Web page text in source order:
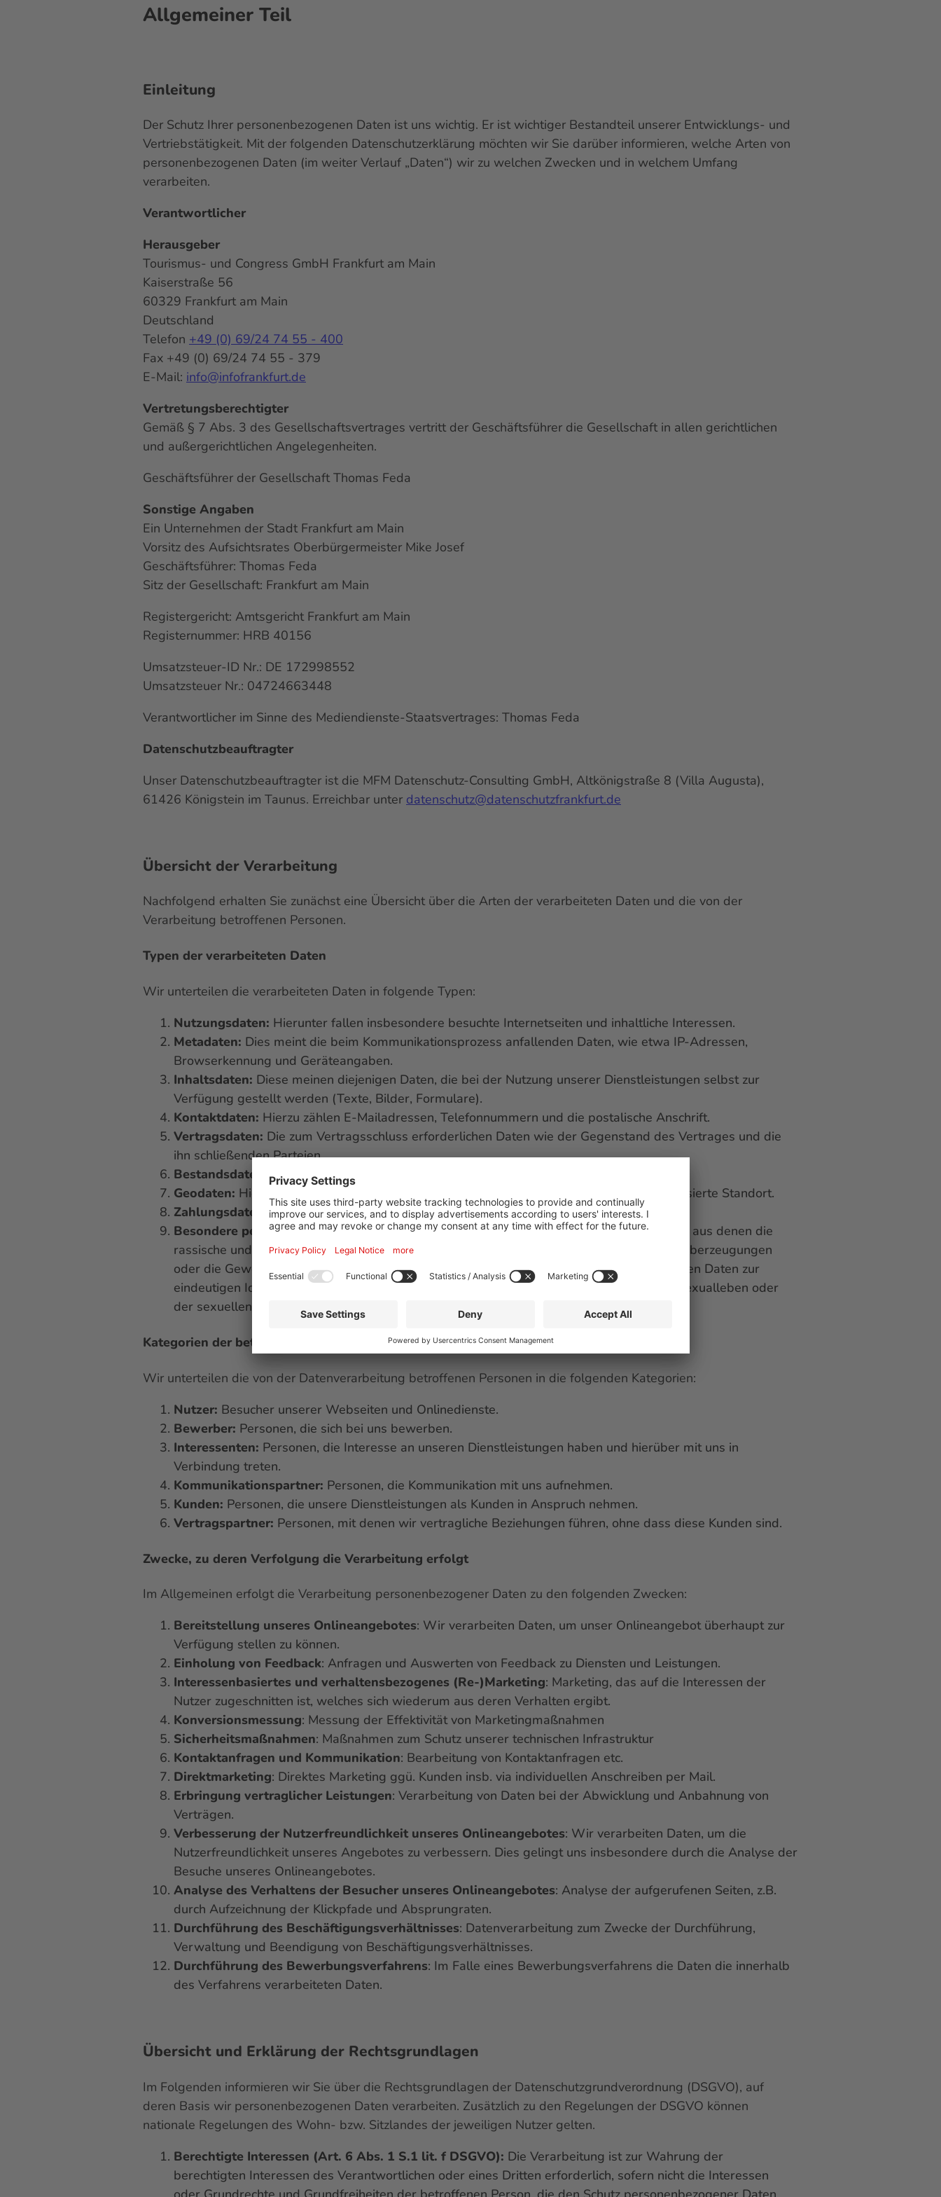
Allgemeiner Teil
Einleitung
Der Schutz Ihrer personenbezogenen Daten ist uns wichtig. Er ist wichtiger Bestandteil unserer Entwicklungs- und
Vertriebstätigkeit. Mit der folgenden Datenschutzerklärung möchten wir Sie darüber informieren, welche Arten von
personenbezogenen Daten (im weiter Verlauf „Daten“) wir zu welchen Zwecken und in welchem Umfang
verarbeiten.
Verantwortlicher
Herausgeber
Tourismus- und Congress GmbH Frankfurt am Main
Kaiserstraße 56
60329 Frankfurt am Main
Deutschland
Telefon +49 (0) 69/24 74 55 - 400
Fax +49 (0) 69/24 74 55 - 379
E-Mail: info@infofrankfurt.de
Vertretungsberechtigter
Gemäß § 7 Abs. 3 des Gesellschaftsvertrages vertritt der Geschäftsführer die Gesellschaft in allen gerichtlichen
und außergerichtlichen Angelegenheiten.
Geschäftsführer der Gesellschaft Thomas Feda
Sonstige Angaben
Ein Unternehmen der Stadt Frankfurt am Main
Vorsitz des Aufsichtsrates Oberbürgermeister Mike Josef
Geschäftsführer: Thomas Feda
Sitz der Gesellschaft: Frankfurt am Main
Registergericht: Amtsgericht Frankfurt am Main
Registernummer: HRB 40156
Umsatzsteuer-ID Nr.: DE 172998552
Umsatzsteuer Nr.: 04724663448
Verantwortlicher im Sinne des Mediendienste-Staatsvertrages: Thomas Feda
Datenschutzbeauftragter
Unser Datenschutzbeauftragter ist die MFM Datenschutz-Consulting GmbH, Altkönigstraße 8 (Villa Augusta),
61426 Königstein im Taunus. Erreichbar unter datenschutz@datenschutzfrankfurt.de
Übersicht der Verarbeitung
Nachfolgend erhalten Sie zunächst eine Übersicht über die Arten der verarbeiteten Daten und die von der
Verarbeitung betroffenen Personen.
Typen der verarbeiteten Daten
Wir unterteilen die verarbeiteten Daten in folgende Typen:
Nutzungsdaten: Hierunter fallen insbesondere besuchte Internetseiten und inhaltliche Interessen.
Metadaten: Dies meint die beim Kommunikationsprozess anfallenden Daten, wie etwa IP-Adressen,
Browserkennung und Geräteangaben.
Inhaltsdaten: Diese meinen diejenigen Daten, die bei der Nutzung unserer Dienstleistungen selbst zur
Verfügung gestellt werden (Texte, Bilder, Formulare).
Kontaktdaten: Hierzu zählen E-Mailadressen, Telefonnummern und die postalische Anschrift.
Vertragsdaten: Die zum Vertragsschluss erforderlichen Daten wie der Gegenstand des Vertrages und die
ihn schließenden Parteien.
Bestandsdaten:
Das sind die bestehenden Kerndaten wie Namen und Adressen.
Geodaten: Hierunter fallen etwa der eigene Standort oder der innerhalb einer Route anvisierte Standort.
Zahlungsdaten:
Daten über Zahlungsmodalitäten.
Besondere personenbezogene Daten:Besondere personenbezogener Daten sind Daten, aus denen die
rassische und ethnische Herkunft, politische Meinungen, religiöse oder weltanschauliche Überzeugungen
oder die Gewerkschaftszugehörigkeit hervorgehen, sowie genetischen Daten, biometrischen Daten zur
eindeutigen Identifizierung einer natürlichen Person, Gesundheitsdaten oder Daten zum Sexualleben oder
der sexuellen Orientierung.
Kategorien der betroffenen Personen
Wir unterteilen die von der Datenverarbeitung betroffenen Personen in die folgenden Kategorien:
Nutzer: Besucher unserer Webseiten und Onlinedienste.
Bewerber: Personen, die sich bei uns bewerben.
Interessenten: Personen, die Interesse an unseren Dienstleistungen haben und hierüber mit uns in
Verbindung treten.
Kommunikationspartner: Personen, die Kommunikation mit uns aufnehmen.
Kunden: Personen, die unsere Dienstleistungen als Kunden in Anspruch nehmen.
Vertragspartner: Personen, mit denen wir vertragliche Beziehungen führen, ohne dass diese Kunden sind.
Zwecke, zu deren Verfolgung die Verarbeitung erfolgt
Im Allgemeinen erfolgt die Verarbeitung personenbezogener Daten zu den folgenden Zwecken:
Bereitstellung unseres Onlineangebotes: Wir verarbeiten Daten, um unser Onlineangebot überhaupt zur
Verfügung stellen zu können.
Einholung von Feedback: Anfragen und Auswerten von Feedback zu Diensten und Leistungen.
Interessenbasiertes und verhaltensbezogenes (Re-)Marketing: Marketing, das auf die Interessen der
Nutzer zugeschnitten ist, welches sich wiederum aus deren Verhalten ergibt.
Konversionsmessung: Messung der Effektivität von Marketingmaßnahmen
Sicherheitsmaßnahmen: Maßnahmen zum Schutz unserer technischen Infrastruktur
Kontaktanfragen und Kommunikation: Bearbeitung von Kontaktanfragen etc.
Direktmarketing: Direktes Marketing ggü. Kunden insb. via individuellen Anschreiben per Mail.
Erbringung vertraglicher Leistungen: Verarbeitung von Daten bei der Abwicklung und Anbahnung von
Verträgen.
Verbesserung der Nutzerfreundlichkeit unseres Onlineangebotes: Wir verarbeiten Daten, um die
Nutzerfreundlichkeit unseres Angebotes zu verbessern. Dies gelingt uns insbesondere durch die Analyse der
Besuche unseres Onlineangebotes.
Analyse des Verhaltens der Besucher unseres Onlineangebotes: Analyse der aufgerufenen Seiten, z.B.
durch Aufzeichnung der Klickpfade und Absprungraten.
Durchführung des Beschäftigungsverhältnisses: Datenverarbeitung zum Zwecke der Durchführung,
Verwaltung und Beendigung von Beschäftigungsverhältnisses.
Durchführung des Bewerbungsverfahrens: Im Falle eines Bewerbungsverfahrens die Daten die innerhalb
des Verfahrens verarbeiteten Daten.
Übersicht und Erklärung der Rechtsgrundlagen
Im Folgenden informieren wir Sie über die Rechtsgrundlagen der Datenschutzgrundverordnung (DSGVO), auf
deren Basis wir personenbezogenen Daten verarbeiten. Zusätzlich zu den Regelungen der DSGVO können
nationale Regelungen des Wohn- bzw. Sitzlandes der jeweiligen Nutzer gelten.
Berechtigte Interessen (Art. 6 Abs. 1 S.1 lit. f DSGVO): Die Verarbeitung ist zur Wahrung der
berechtigten Interessen des Verantwortlichen oder eines Dritten erforderlich, sofern nicht die Interessen